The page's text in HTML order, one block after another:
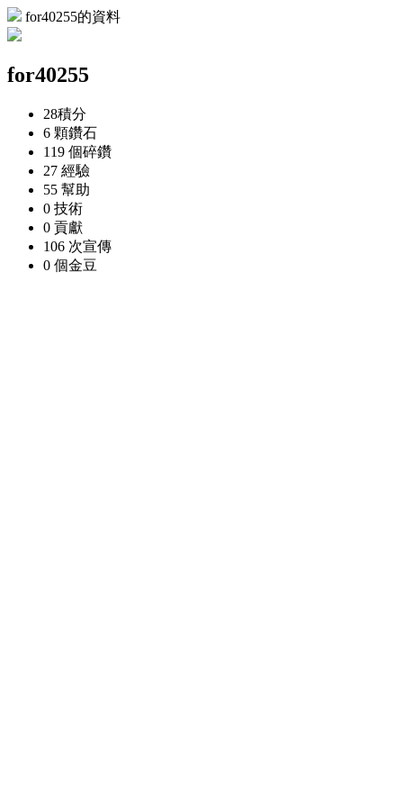
for40255的資料
for40255
28積分
6 顆鑽石
119 個碎鑽
27 經驗
55 幫助
0 技術
0 貢獻
106 次宣傳
0 個金豆